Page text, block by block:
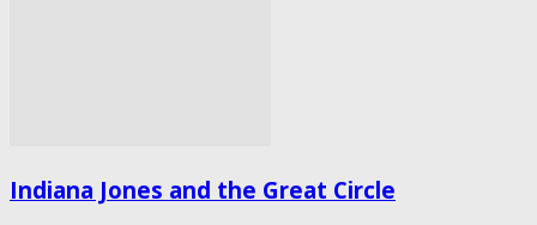
Indiana Jones and the Great Circle